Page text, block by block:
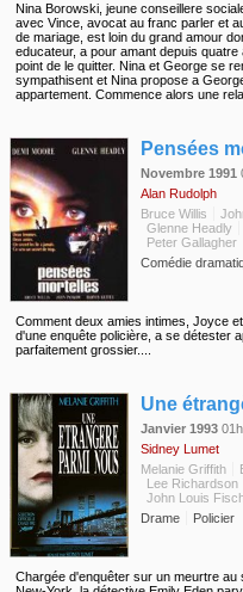
Nina Borowski, jeune conseillere
avec Vince, avocat au franc parler et
de mariage, est loin du grand amour
educateur, a pour amant depuis
point de le quitter. Nina et George se
sympathisent et Nina propose a
appartement. Commence alors une
Pensées
Novembre 1991
Alan Rudolph
Bruce Willis
Glenne Headly
Peter Gallagher
Comédie
Comment deux amies intimes, Joyce
d'une enquête policière, a se détester
parfaitement grossier....
Une
Janvier 1993
Sidney Lumet
Melanie Griffith
Lee Richardson
John Louis
Drame
Policier
Chargée d'enquêter sur un meurtre au